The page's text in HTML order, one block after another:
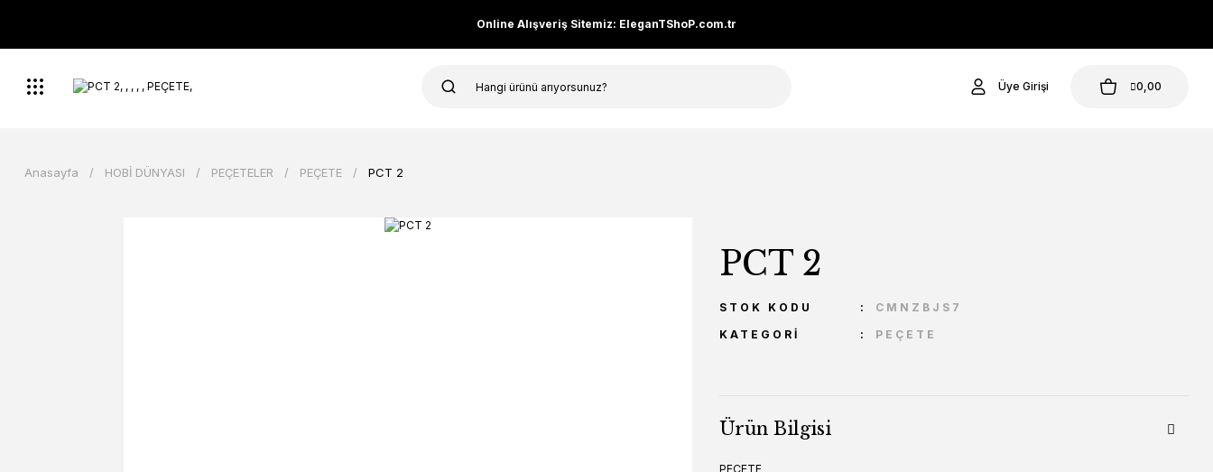
Online Alışveriş Sitemiz: EleganTShoP.com.tr
Üye Girişi 0,00
Anasayfa HOBİ DÜNYASI PEÇETELER PEÇETE PCT 2
PCT 2
STOK KODU
CMNZBJS7
KATEGORI
PEÇETE
Ürün Bilgisi
PEÇETE